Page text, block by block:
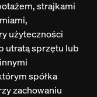
strajkami
użyteczności
utratą sprzętu lub
spółka
zachowaniu